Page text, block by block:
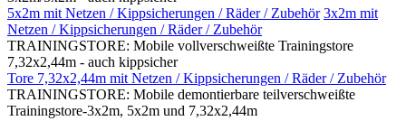
5x2m mit Netzen / Kippsicherungen / Räder / Zubehör 3x2m mit
Netzen / Kippsicherungen / Räder / Zubehör
TRAININGSTORE: Mobile vollverschweißte Trainingstore
7,32x2,44m - auch kippsicher
Tore 7,32x2,44m mit Netzen / Kippsicherungen / Räder / Zubehör
TRAININGSTORE: Mobile demontierbare teilverschweißte
Trainingstore-3x2m, 5x2m und 7,32x2,44m